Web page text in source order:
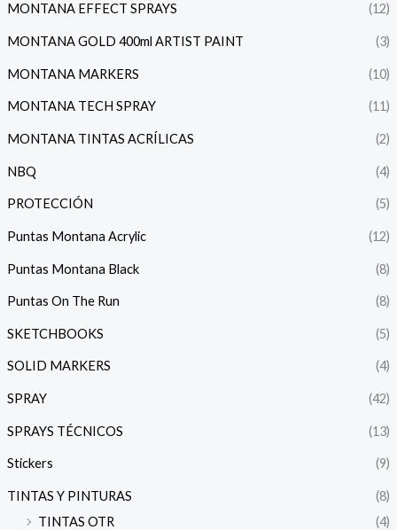
MONTANA EFFECT SPRAYS (12)
MONTANA GOLD 400ml ARTIST PAINT (3)
MONTANA MARKERS (10)
MONTANA TECH SPRAY (11)
MONTANA TINTAS ACRÍLICAS (2)
NBQ (4)
PROTECCIÓN (5)
Puntas Montana Acrylic (12)
Puntas Montana Black (8)
Puntas On The Run (8)
SKETCHBOOKS (5)
SOLID MARKERS (4)
SPRAY (42)
SPRAYS TÉCNICOS (13)
Stickers (9)
TINTAS Y PINTURAS
(8)
TINTAS OTR
(4)